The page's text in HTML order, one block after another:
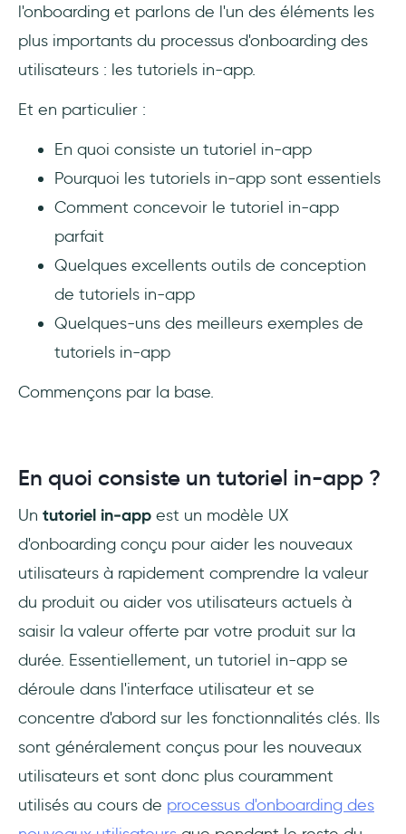
Outils de création de tutoriels in-app
(gratuits et payants)
code
Outils open-source et gratuits :
Shepherd.js
3 bons exemples de tutoriels in-app (desktop
1- GhostwriterAI
2- Picsart
Questions Fréquentes
What is in-app training?
What is an in-app guide?
How can I create an in-app tutorial?
l'onboarding et parlons de l'un des éléments les
plus importants du processus d'onboarding des
utilisateurs : les tutoriels in-app.
Et en particulier :
En quoi consiste un tutoriel in-app
Pourquoi les tutoriels in-app sont essentiels
Comment concevoir le tutoriel in-app
parfait
Quelques excellents outils de conception
de tutoriels in-app
Quelques-uns des meilleurs exemples de
tutoriels in-app
Commençons par la base.
En quoi consiste un tutoriel in-app ?
Un tutoriel in-app est un modèle UX
d'onboarding conçu pour aider les nouveaux
utilisateurs à rapidement comprendre la valeur
du produit ou aider vos utilisateurs actuels à
saisir la valeur offerte par votre produit sur la
durée. Essentiellement, un tutoriel in-app se
déroule dans l'interface utilisateur et se
concentre d'abord sur les fonctionnalités clés. Ils
sont généralement conçus pour les nouveaux
utilisateurs et sont donc plus couramment
utilisés au cours de processus d'onboarding des